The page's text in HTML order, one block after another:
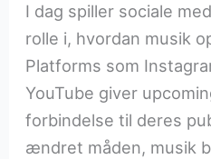
I dag spiller sociale
rolle i, hvordan musik
Platforms som
YouTube giver
forbindelse til deres
ændret måden, musik